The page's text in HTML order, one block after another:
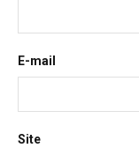
E-mail
Site